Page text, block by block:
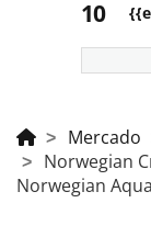
Mercado
Norwegian
Norwegian Aqua